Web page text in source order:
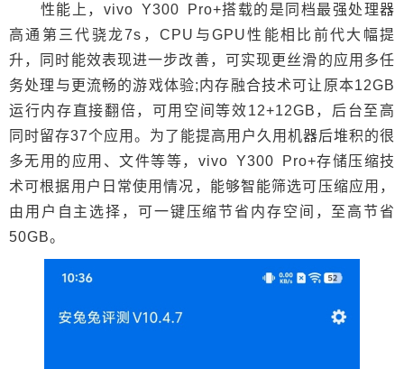
性能上，vivo Y300 Pro+搭载的是同档最强处理器
高通第三代骁龙7s，CPU与GPU性能相比前代大幅提
升，同时能效表现进一步改善，可实现更丝滑的应用多任
务处理与更流畅的游戏体验;内存融合技术可让原本12GB
运行内存直接翻倍，可用空间等效12+12GB，后台至高
同时留存37个应用。为了能提高用户久用机器后堆积的很
多无用的应用、文件等等，vivo Y300 Pro+存储压缩技
术可根据用户日常使用情况，能够智能筛选可压缩应用，
由用户自主选择，可一键压缩节省内存空间，至高节省
50GB。